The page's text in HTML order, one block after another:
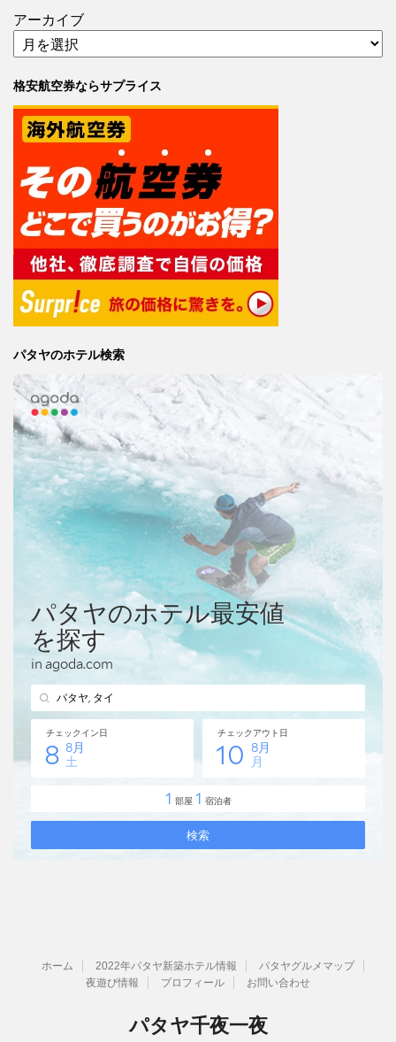
アーカイブ
格安航空券ならサプライス
パタヤのホテル検索
ホーム 2022年パタヤ新築ホテル情報
パタヤグルメマップ
夜遊び情報
プロフィール お問い合わせ
パタヤ千夜一夜